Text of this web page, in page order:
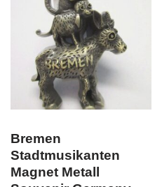
Bremen
Stadtmusikanten
Magnet Metall